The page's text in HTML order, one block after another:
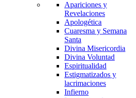
Apariciones y
Revelaciones
Apologética
Cuaresma y Semana
Santa
Divina Misericordia
Divina Voluntad
Espiritualidad
Estigmatizados y
lacrimaciones
Infierno